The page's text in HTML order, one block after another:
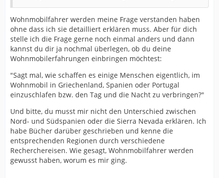
Wohnmobilfahrer werden meine Frage verstanden haben
ohne dass ich sie detailliert erklären muss. Aber für dich
stelle ich die Frage gerne noch einmal anders und dann
kannst du dir ja nochmal überlegen, ob du deine
Wohnmobilerfahrungen einbringen möchtest:
"Sagt mal, wie schaffen es einige Menschen eigentlich, im
Wohnmobil in Griechenland, Spanien oder Portugal
einzuschlafen bzw. den Tag und die Nacht zu verbringen?"
Und bitte, du musst mir nicht den Unterschied zwischen
Nord- und Südspanien oder die Sierra Nevada erklären. Ich
habe Bücher darüber geschrieben und kenne die
entsprechenden Regionen durch verschiedene
Recherchereisen. Wie gesagt, Wohnmobilfahrer werden
gewusst haben, worum es mir ging.